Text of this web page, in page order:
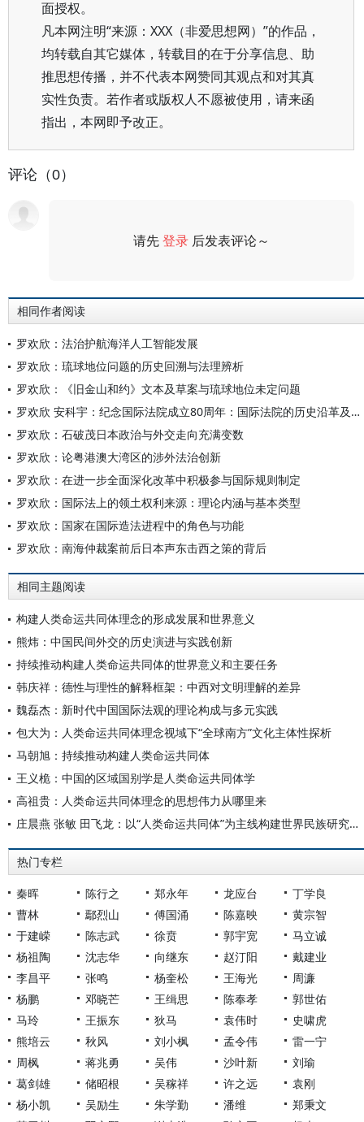
面授权。
凡本网注明“来源：XXX（非爱思想网）”的作品，
均转载自其它媒体，转载目的在于分享信息、助
推思想传播，并不代表本网赞同其观点和对其真
实性负责。若作者或版权人不愿被使用，请来函
指出，本网即予改正。
评论（0）
请先登录 后发表评论～
相同作者阅读
罗欢欣：法治护航海洋人工智能发展
罗欢欣：琉球地位问题的历史回溯与法理辨析
罗欢欣：《旧金山和约》文本及草案与琉球地位未定问题
罗欢欣 安科宇：纪念国际法院成立80周年：国际法院的历史沿革及中国的参与和贡献
罗欢欣：石破茂日本政治与外交走向充满变数
罗欢欣：论粤港澳大湾区的涉外法治创新
罗欢欣：在进一步全面深化改革中积极参与国际规则制定
罗欢欣：国际法上的领土权利来源：理论内涵与基本类型
罗欢欣：国家在国际造法进程中的角色与功能
罗欢欣：南海仲裁案前后日本声东击西之策的背后
相同主题阅读
构建人类命运共同体理念的形成发展和世界意义
熊炜：中国民间外交的历史演进与实践创新
持续推动构建人类命运共同体的世界意义和主要任务
韩庆祥：德性与理性的解释框架：中西对文明理解的差异
魏磊杰：新时代中国国际法观的理论构成与多元实践
包大为：人类命运共同体理念视域下“全球南方”文化主体性探析
马朝旭：持续推动构建人类命运共同体
王义桅：中国的区域国别学是人类命运共同体学
高祖贵：人类命运共同体理念的思想伟力从哪里来
庄晨燕 张敏 田飞龙：以“人类命运共同体”为主线构建世界民族研究自主知识体系
热门专栏
秦晖 陈行之 郑永年 龙应台
丁学良
曹林
鄢烈山 傅国涌 陈嘉映
黄宗智
于建嵘
陈志武 徐贲 郭宇宽
马立诚
杨祖陶
沈志华 向继东 赵汀阳
戴建业
李昌平
张鸣 杨奎松 王海光
周濂
杨鹏
邓晓芒 王缉思 陈奉孝
郭世佑
马玲
王振东 狄马 袁伟时
史啸虎
熊培云
秋风 刘小枫 孟令伟
雷一宁
周枫
蒋兆勇 吴伟 沙叶新
刘瑜
葛剑雄
储昭根 吴稼祥 许之远
袁刚
杨小凯
吴励生 朱学勤 潘维
郑秉文